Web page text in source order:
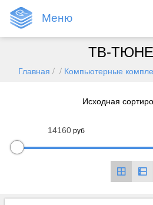
Меню
ТВ-
Главная / / Компьютерные
руб